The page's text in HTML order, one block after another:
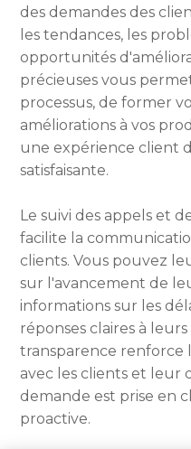
des demandes des
les tendances, les
opportunités
précieuses vous
processus, de former
améliorations à vos
une expérience client
satisfaisante.
Le suivi des appels et
facilite la
clients. Vous pouvez
sur l'avancement de
informations sur les
réponses claires à
transparence renforce
avec les clients et leur
demande est prise en
proactive.